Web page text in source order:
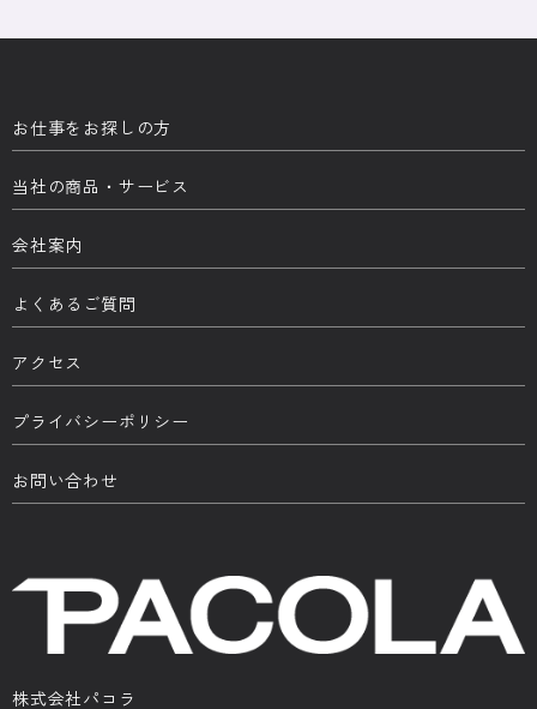
株式会社パコラ
お仕事をお探しの方
当社の商品・サービス
会社案内
よくあるご質問
アクセス
プライバシーポリシー
お問い合わせ